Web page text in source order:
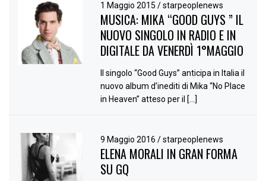
1 Maggio 2015/ starpeoplenews
MUSICA: MIKA “GOOD GUYS ” IL
NUOVO SINGOLO IN RADIO E IN
DIGITALE DA VENERDÌ 1°MAGGIO
Il singolo “Good Guys” anticipa in Italia il
nuovo album d’inediti di Mika “No Place
in Heaven” atteso per il […]
9 Maggio 2016/ starpeoplenews
ELENA MORALI IN GRAN FORMA
SU GQ